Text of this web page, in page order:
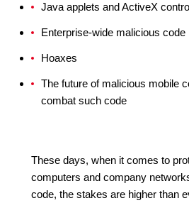
Java applets and ActiveX
Enterprise-wide malicious code
Hoaxes
The future of malicious mobile
combat such code
These days, when it comes to
computers and company
code, the stakes are higher than